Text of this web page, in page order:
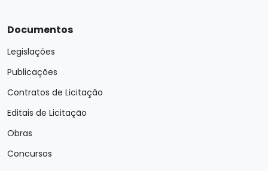
Documentos
Legislações
Publicações
Contratos de Licitação
Editais de Licitação
Obras
Concursos